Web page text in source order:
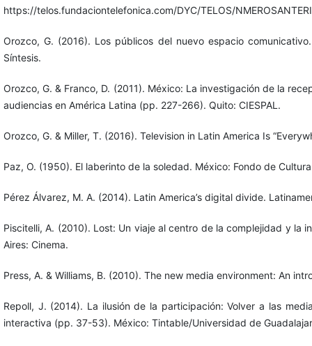
https://telos.fundaciontelefonica.com/DYC/TELOS/
Orozco, G. (2016). Los públicos del nuevo espacio
Síntesis.
Orozco, G. & Franco, D. (2011). México: La investigación de la
audiencias en América Latina (pp. 227-266). Quito: CIESPAL.
Orozco, G. & Miller, T. (2016). Television in Latin America Is
Paz, O. (1950). El laberinto de la soledad. México: Fondo de
Pérez Álvarez, M. A. (2014). Latin America’s digital divide.
Piscitelli, A. (2010). Lost: Un viaje al centro de la complejidad y la
Aires: Cinema.
Press, A. & Williams, B. (2010). The new media environment: An
Repoll, J. (2014). La ilusión de la participación: Volver a las
interactiva (pp. 37-53). México: Tintable/Universidad de